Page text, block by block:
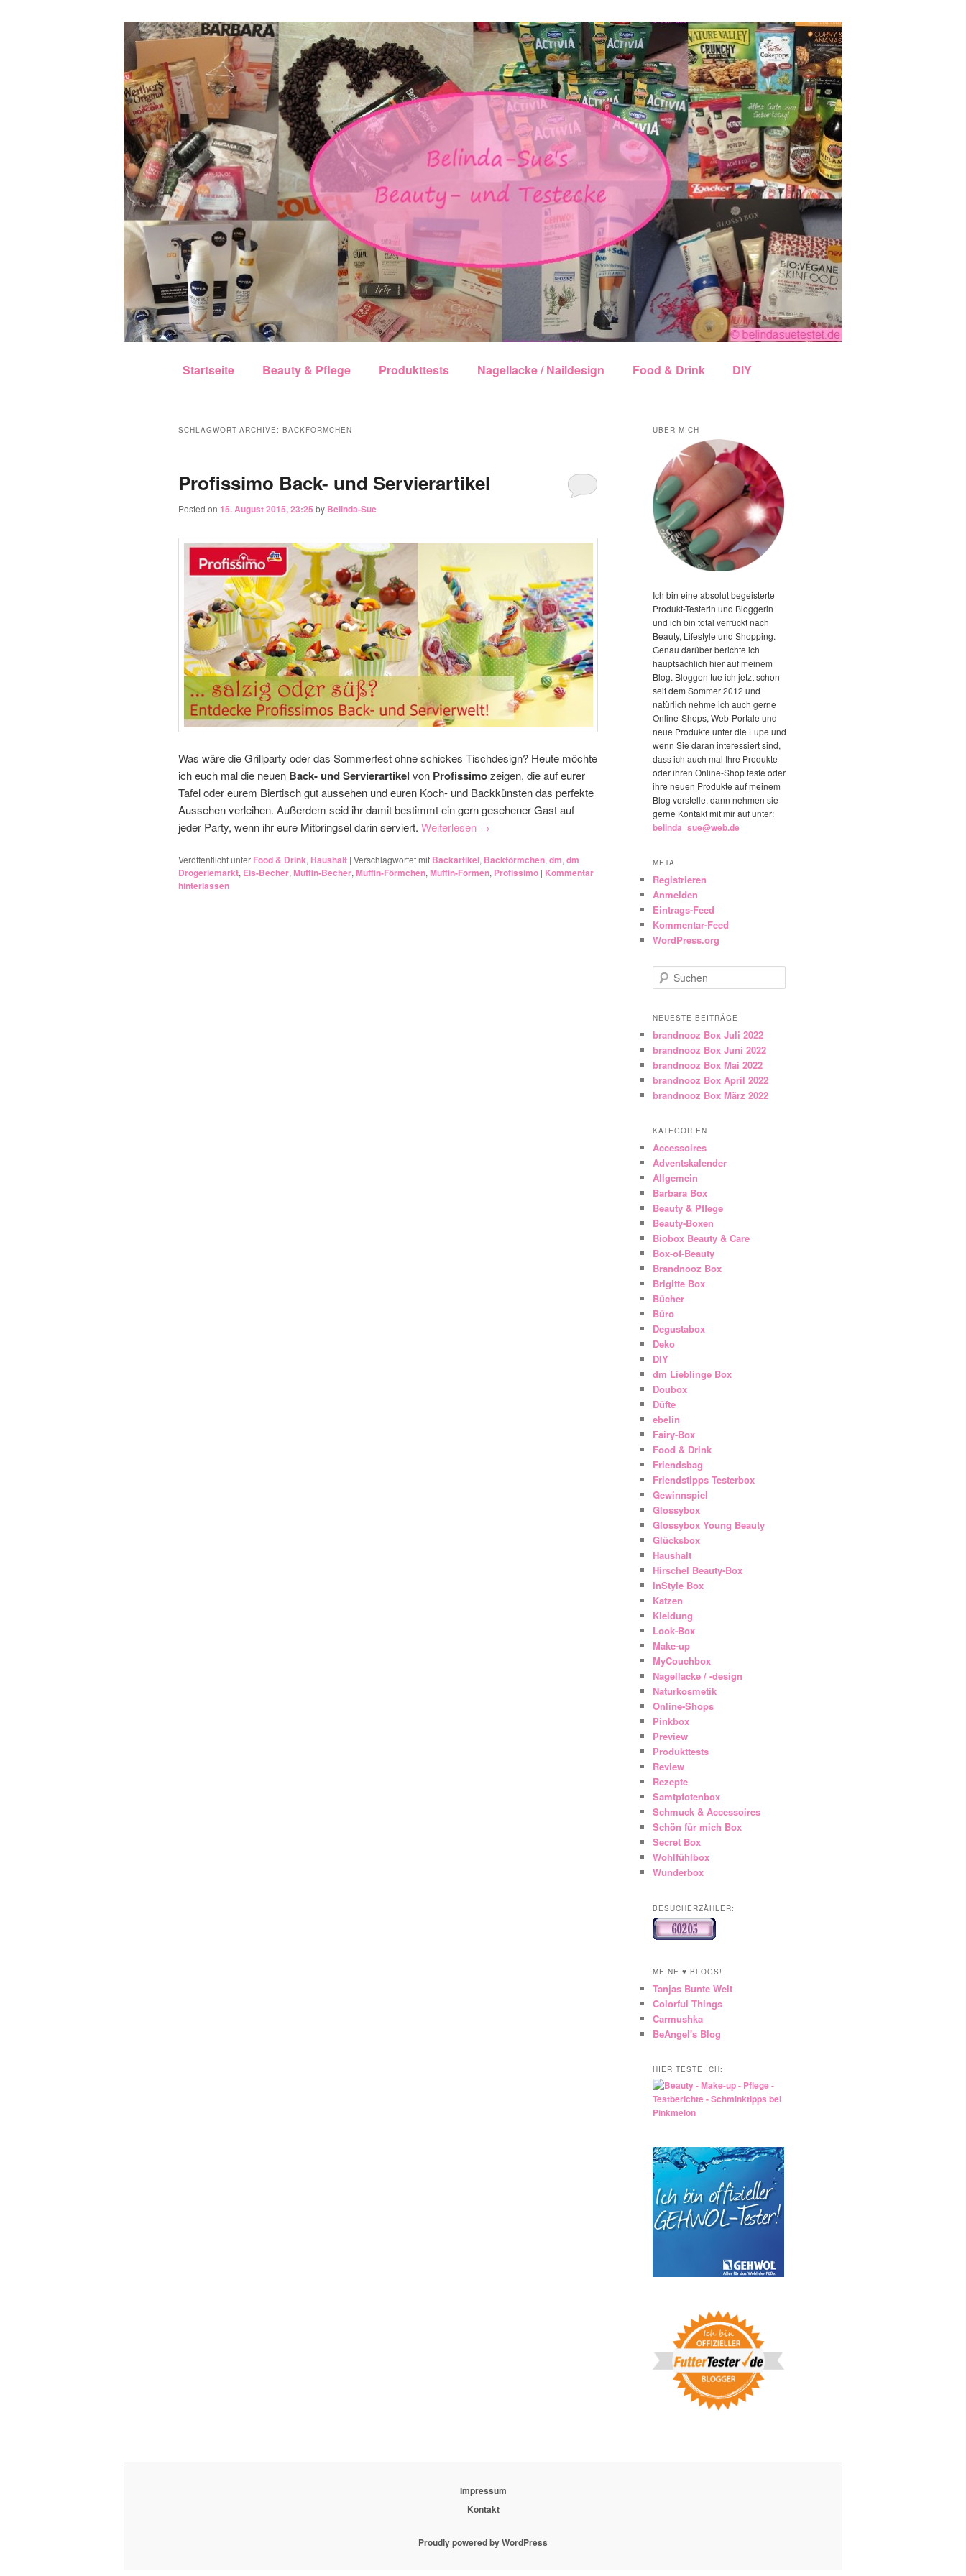
Zum Inhalt wechseln
Zum sekundären Inhalt wechseln
Startseite Beauty & Pflege Produkttests Nagellacke / Naildesign Food & Drink DIY
SCHLAGWORT-ARCHIVE: BACKFÖRMCHEN
Posted on 15. August 2015, 23:25 by Belinda-Sue
Was wäre die Grillparty oder das Sommerfest ohne schickes Tischdesign? Heute möchte
ich euch mal die neuen Back- und Servierartikel von Profissimozeigen, die auf eurer
Tafel oder eurem Biertisch gut aussehen und euren Koch- und Backkünsten das perfekte
Aussehen verleihen. Außerdem seid ihr damit bestimmt ein gern gesehener Gast auf
jeder Party, wenn ihr eure Mitbringsel darin serviert. Weiterlesen →
Veröffentlicht unter Food & Drink,Haushalt | Verschlagwortet mit Backartikel, Backförmchen,dm,dm
Drogeriemarkt, Eis-Becher,Muffin-Becher,Muffin-Förmchen,Muffin-Formen, Profissimo | Kommentar
hinterlassen
ÜBER MICH
Ich bin eine absolut begeisterte
Produkt-Testerin und Bloggerin
und ich bin total verrückt nach
Beauty, Lifestyle und Shopping.
Genau darüber berichte ich
hauptsächlich hier auf meinem
Blog. Bloggen tue ich jetzt schon
seit dem Sommer 2012 und
natürlich nehme ich auch gerne
Online-Shops, Web-Portale und
neue Produkte unter die Lupe und
wenn Sie daran interessiert sind,
dass ich auch mal Ihre Produkte
oder ihren Online-Shop teste oder
ihre neuen Produkte auf meinem
Blog vorstelle, dann nehmen sie
gerne Kontakt mit mir auf unter:
belinda_sue@web.de
META
Registrieren
Anmelden
Eintrags-Feed
Kommentar-Feed
WordPress.org
Suchen
NEUESTE BEITRÄGE
brandnooz Box Juli 2022
brandnooz Box Juni 2022
brandnooz Box Mai 2022
brandnooz Box April 2022
brandnooz Box März 2022
KATEGORIEN
Accessoires
Adventskalender
Allgemein
Barbara Box
Beauty & Pflege
Beauty-Boxen
Biobox Beauty & Care
Box-of-Beauty
Brandnooz Box
Brigitte Box
Bücher
Büro
Degustabox
Deko
DIY
dm Lieblinge Box
Doubox
Düfte
ebelin
Fairy-Box
Food & Drink
Friendsbag
Friendstipps Testerbox
Gewinnspiel
Glossybox
Glossybox Young Beauty
Glücksbox
Haushalt
Hirschel Beauty-Box
InStyle Box
Katzen
Kleidung
Look-Box
Make-up
MyCouchbox
Nagellacke / -design
Naturkosmetik
Online-Shops
Pinkbox
Preview
Produkttests
Review
Rezepte
Samtpfotenbox
Schmuck & Accessoires
Schön für mich Box
Secret Box
Wohlfühlbox
Wunderbox
BESUCHERZÄHLER:
MEINE ♥ BLOGS!
Tanjas Bunte Welt
Colorful Things
Carmushka
BeAngel's Blog
HIER TESTE ICH:
Impressum
Kontakt
Proudly powered by WordPress